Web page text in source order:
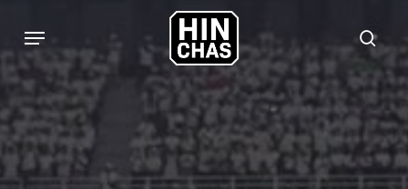
main
content
Menu